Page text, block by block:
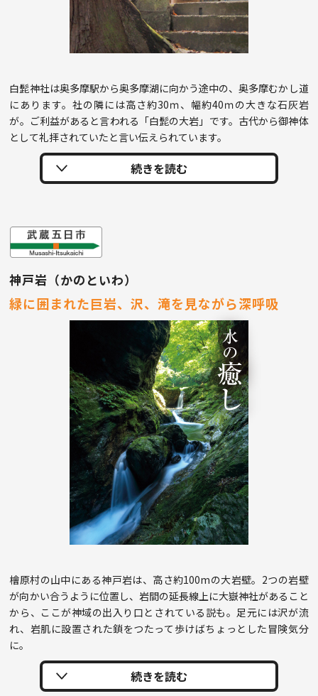
白髭神社は奥多摩駅から奥多摩湖に向かう途中の、奥多摩むかし道
にあります。社の隣には高さ約30ｍ、幅約40ｍの大きな石灰岩
が。ご利益があると言われる「白髭の大岩」です。古代から御神体
として礼拝されていたと言い伝えられています。
神戸岩（かのといわ）
緑に囲まれた巨岩、沢、滝を見ながら深呼吸
檜原村の山中にある神戸岩は、高さ約100mの大岩壁。2つの岩壁
が向かい合うように位置し、岩間の延長線上に大嶽神社があること
から、ここが神域の出入り口とされている説も。足元には沢が流
れ、岩肌に設置された鎖をつたって歩けばちょっとした冒険気分
に。